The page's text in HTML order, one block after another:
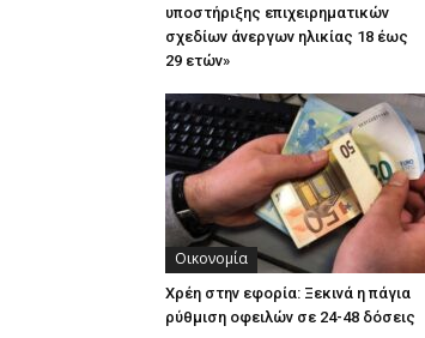
υποστήριξης επιχειρηματικών
σχεδίων άνεργων ηλικίας 18 έως
29 ετών»
Οικονομία
Χρέη στην εφορία: Ξεκινά η πάγια
ρύθμιση οφειλών σε 24-48 δόσεις